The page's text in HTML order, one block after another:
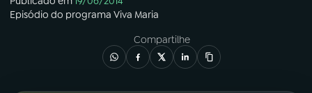
Episódio do programa Viva Maria
Compartilhe